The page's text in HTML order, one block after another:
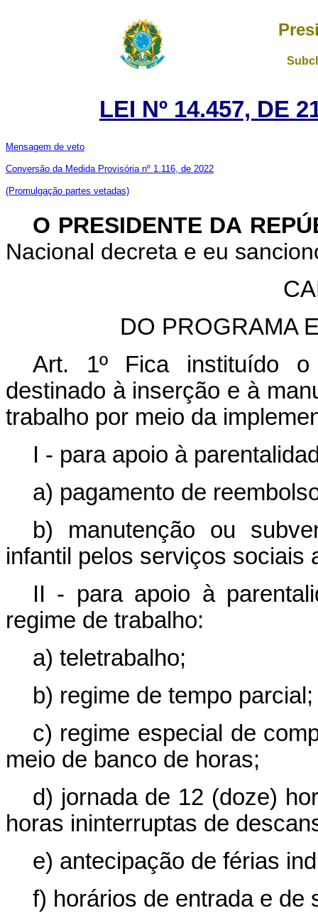
LEI Nº 14.457, DE
Mensagem de veto
Conversão da Medida Provisória nº 1.116, de 2022
(Promulgação partes vetadas)
O PRESIDENTE DA
Nacional decreta e eu
DO PROGRAMA
Art. 1º
Fica instituído o
destinado à inserção e à
trabalho por meio da
I - para apoio à
a) pagamento de
b) manutenção ou
infantil pelos serviços sociais
II - para apoio à
regime de trabalho:
a) teletrabalho;
b) regime de tempo parcial;
c) regime especial de
meio de banco de horas;
d) jornada de 12 (doze)
horas ininterruptas de
e) antecipação de férias
f) horários de entrada e de